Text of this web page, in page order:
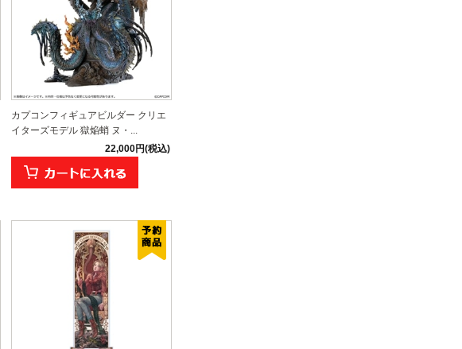
カプコンフィギュアビルダー クリエ
イターズモデル 獄焔蛸 ヌ・...
22,000円(税込)